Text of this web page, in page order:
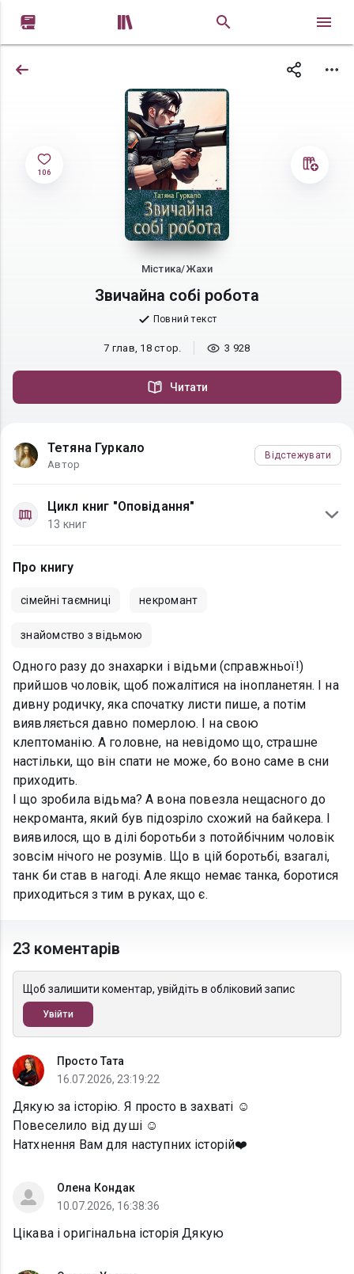
 
106
Містика/Жахи
Звичайна собі робота
Повний текст
7 глав, 18 стор. 3 928
Читати
Тетяна Гуркало
Автор
Відстежувати
Цикл книг "Оповідання"
13 книг
Про книгу
сімейні таємниці некромант
знайомство з відьмою
Одного разу до знахарки і відьми (справжньої!)
прийшов чоловік, щоб пожалітися на інопланетян. І на
дивну родичку, яка спочатку листи пише, а потім
виявляється давно померлою. І на свою
клептоманію. А головне, на невідомо що, страшне
настільки, що він спати не може, бо воно саме в сни
приходить.
І що зробила відьма? А вона повезла нещасного до
некроманта, який був підозріло схожий на байкера. І
виявилося, що в ділі боротьби з потойбічним чоловік
зовсім нічого не розумів. Що в цій боротьбі, взагалі,
танк би став в нагоді. Але якщо немає танка, боротися
приходиться з тим в руках, що є.
23 коментарів
Щоб залишити коментар, увійдіть в обліковий запис
Увійти
Просто Тата
16.07.2026, 23:19:22
Дякую за історію. Я просто в захваті ☺️
Повеселило від душі ☺️
Натхнення Вам для наступних історій❤️
Олена Кондак
10.07.2026, 16:38:36
Цікава і оригінальна історія Дякую